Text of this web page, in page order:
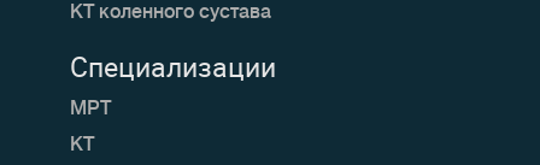
Специализации
МРТ
КТ
КТ коленного сустава